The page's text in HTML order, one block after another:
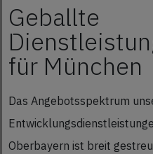
Geballte
für München
Das Angebotsspektrum
Oberbayern ist breit